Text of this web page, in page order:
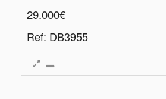
29.000€
Ref: DB3955